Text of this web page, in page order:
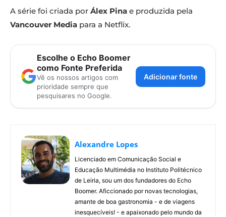
A série foi criada por Álex Pina e produzida pela
Vancouver Media para a Netflix.
Escolhe o Echo Boomer
como Fonte Preferida
Vê os nossos artigos com
prioridade sempre que
pesquisares no Google.
Adicionar fonte
Alexandre Lopes
Licenciado em Comunicação Social e
Educação Multimédia no Instituto Politécnico
de Leiria, sou um dos fundadores do Echo
Boomer. Aficcionado por novas tecnologias,
amante de boa gastronomia - e de viagens
inesquecíveis! - e apaixonado pelo mundo da